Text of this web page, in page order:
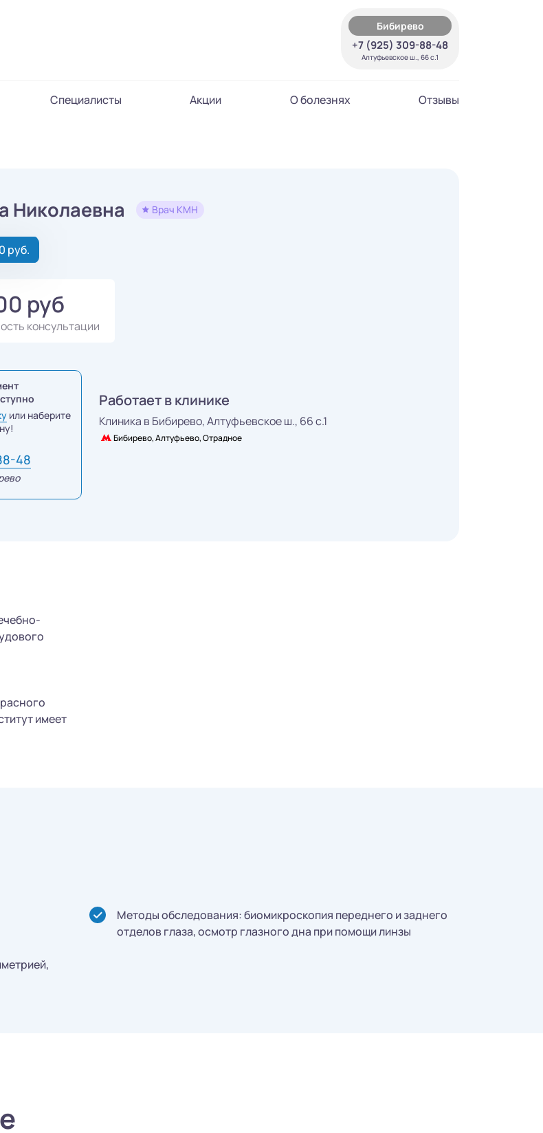
Бибирево
+7 (925) 309-88-48
Алтуфьевское ш., 66 с.1
Специалисты Акции О болезнях Отзывы
Николаевна Врач КМН
руб.
руб
консультации
или наберите
48
Работает в клинике
Клиника в Бибирево,Алтуфьевское ш., 66 с.1
Бибирево, Алтуфьево, Отрадное
имеет
Методы обследования: биомикроскопия переднего и заднего
отделов глаза, осмотр глазного дна при помощи линзы